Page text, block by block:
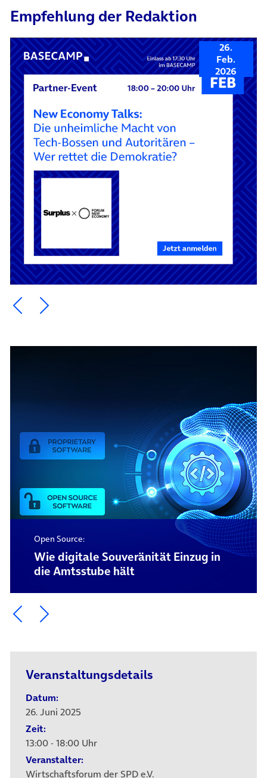
Empfehlung der Redaktion
26.
Feb.
2026
Ein Element zurück blättern
Ein Element weiter blättern
Open Source:
Wie digitale Souveränität Einzug in
die Amtsstube hält
Ein Element zurück blättern
Ein Element weiter blättern
Veranstaltungsdetails
Datum:
26. Juni 2025
Zeit:
13:00 - 18:00 Uhr
Veranstalter:
Wirtschaftsforum der SPD e.V.